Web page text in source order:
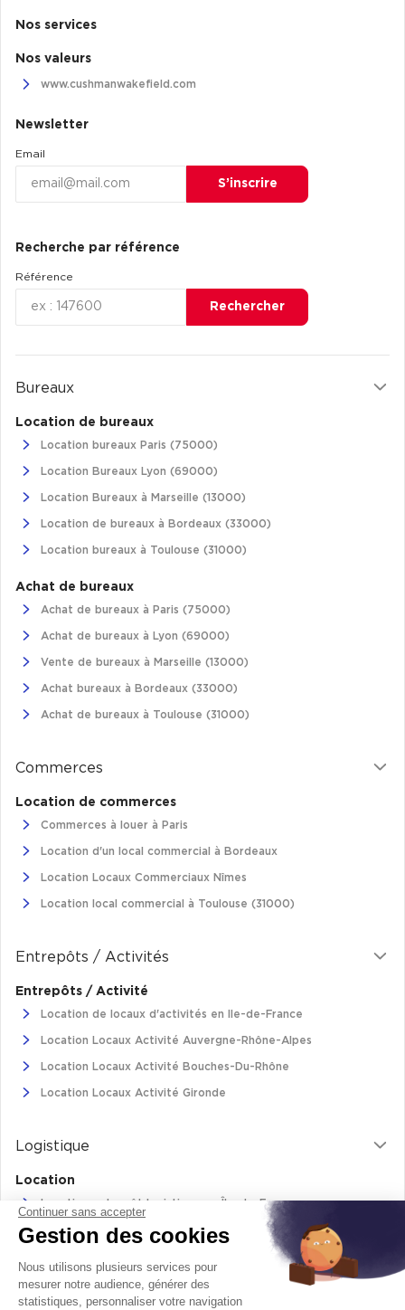
Nos services
Nos valeurs
www.cushmanwakefield.com
Newsletter
Email
S’inscrire
Recherche par référence
Référence
Rechercher
Bureaux
Location de bureaux
Location bureaux Paris (75000)
Location Bureaux Lyon (69000)
Location Bureaux à Marseille (13000)
Location de bureaux à Bordeaux (33000)
Location bureaux à Toulouse (31000)
Achat de bureaux
Achat de bureaux à Paris (75000)
Achat de bureaux à Lyon (69000)
Vente de bureaux à Marseille (13000)
Achat bureaux à Bordeaux (33000)
Achat de bureaux à Toulouse (31000)
Commerces
Location de commerces
Commerces à louer à Paris
Location d'un local commercial à Bordeaux
Location Locaux Commerciaux Nîmes
Location local commercial à Toulouse (31000)
Entrepôts / Activités
Entrepôts / Activité
Location de locaux d'activités en Ile-de-France
Location Locaux Activité Auvergne-Rhône-Alpes
Location Locaux Activité Bouches-Du-Rhône
Location Locaux Activité Gironde
Logistique
Location
Location entrepôt logistique en Île-de-France
Location entrepôt logistique Pas-de-Calais
Location de bâtiments logistiques en Auvergne-Rhône-Alpes
Location Logistique Bouches-Du-Rhône
Continuer sans accepter
Gestion des cookies
Nous utilisons plusieurs services pour
mesurer notre audience, générer des
statistiques, personnaliser votre navigation